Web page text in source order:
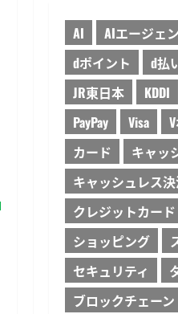
AI AIエージェ
dポイント
d払
JR東日本
KDDI
PayPay
Visa
カード
キャッ
キャッシュレス
クレジットカード
ショッピング
セキュリティ
ブロックチェーン